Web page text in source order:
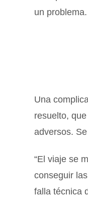
un problema.
Una
resuelto,
adversos.
“El viaje se
conseguir
falla técnica